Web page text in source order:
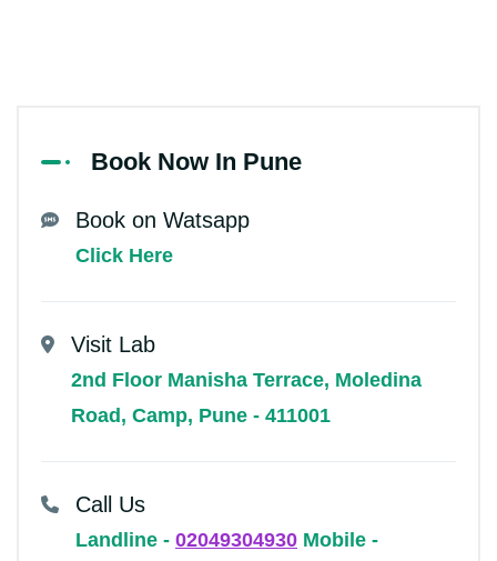
Book Now In Pune
Book on Watsapp
Click Here
Visit Lab
2nd Floor Manisha Terrace, Moledina
Road, Camp, Pune - 411001
Call Us
Landline - 02049304930 Mobile -